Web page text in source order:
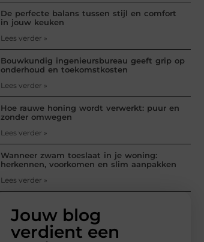
De perfecte balans tussen stijl en comfort
in jouw keuken
Lees verder »
Bouwkundig ingenieursbureau geeft grip op
onderhoud en toekomstkosten
Lees verder »
Hoe rauwe honing wordt verwerkt: puur en
zonder omwegen
Lees verder »
Wanneer zwam toeslaat in je woning:
herkennen, voorkomen en slim aanpakken
Lees verder »
Jouw blog
verdient een